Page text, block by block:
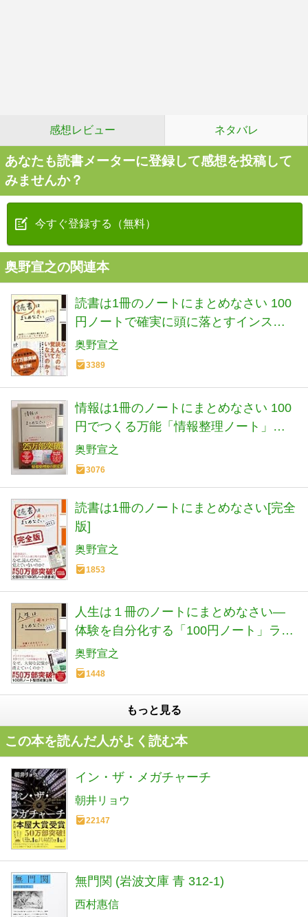
感想レビュー ネタバレ
あなたも読書メーターに登録して感想を投稿して
みませんか？
今すぐ登録する（無料）
奥野宣之の関連本
読書は1冊のノートにまとめなさい 100
円ノートで確実に頭に落とすインスト
ール・リーディング (Nanaブックス)
奥野宣之
3389
情報は1冊のノートにまとめなさい 100
円でつくる万能「情報整理ノート」
(Nanaブックス)
奥野宣之
3076
読書は1冊のノートにまとめなさい[完全
版]
奥野宣之
1853
人生は１冊のノートにまとめなさい―
体験を自分化する「100円ノート」ライ
フログ
奥野宣之
1448
もっと見る
この本を読んだ人がよく読む本
イン・ザ・メガチャーチ
朝井リョウ
22147
無門関 (岩波文庫 青 312-1)
西村惠信